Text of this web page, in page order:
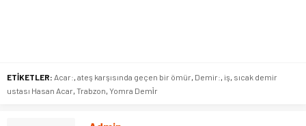
ETİKETLER: Acar:, ateş karşısında geçen bir ömür, Demir:, iş, sıcak demir
ustası Hasan Acar, Trabzon, Yomra Demi̇r